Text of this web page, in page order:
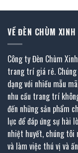
VỀ ĐÈN CHÙM XINH
Công ty Đèn Chùm
trang trí giá rẻ. Chúng
dạng với nhiều mẫu
nhu cầu trang trí
đến những sản phẩm
lực để đáp ứng sự hài
nhiệt huyết, chúng tôi
và làm việc thú vị và